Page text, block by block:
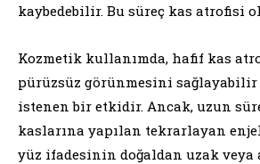
kaybedebilir. Bu süreç kas atrofisi
Kozmetik kullanımda, hafif kas
pürüzsüz görünmesini
istenen bir etkidir. Ancak, uzun
kaslarına yapılan tekrarlayan
yüz ifadesinin doğaldan uzak veya